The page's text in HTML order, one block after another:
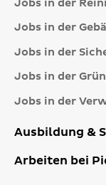
Jobs in der
Jobs in der
Jobs in der
Jobs in der
Jobs in der
Ausbildung &
Arbeiten bei